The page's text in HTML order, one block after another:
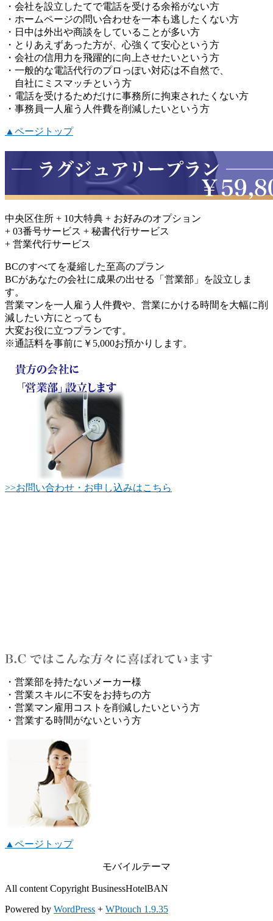
・会社を設立したてで電話を受ける余裕がない方
・ホームページの問い合わせを一本も逃したくない方
・日中は外出や商談をしていることが多い方
・とりあえずあった方が、心強くて安心という方
・会社の信用力を飛躍的に向上させたいという方
・一般的な電話代行のプロっぽい対応は不自然で、
自社にミスマッチという方
・電話を受けるためだけに事務所に拘束されたくない方
・事務員一人雇う人件費を削減したいという方
▲ページトップ
中央区住所 + 10大特典 + お好みのオプション
+ 03番号サービス + 秘書代行サービス
+ 営業代行サービス
BCのすべてを凝縮した至高のプラン
BCがあなたの会社に成果の出せる「営業部」を設立しま
す。
営業マンを一人雇う人件費や、営業にかける時間を大幅に削
減したい方にとっても
大変お役に立つプランです。
※通話料を事前に￥5,000お預かりします。
>>お問い合わせ・お申し込みはこちら
・営業部を持たないメーカー様
・営業スキルに不安をお持ちの方
・営業マン雇用コストを削減したいという方
・営業する時間がないという方
▲ページトップ
モバイルテーマ
All content Copyright BusinessHotelBAN
Powered by WordPress + WPtouch 1.9.35